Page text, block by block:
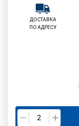
ДОСТАВКА
ПО АДРЕСУ